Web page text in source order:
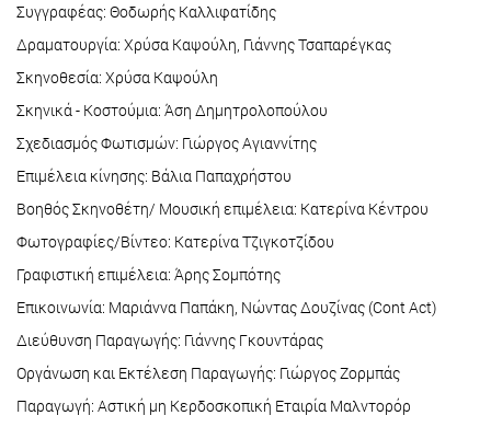
Συγγραφέας: Θοδωρής Καλλιφατίδης
Δραματουργία: Χρύσα Καψούλη, Γιάννης Τσαπαρέγκας
Σκηνοθεσία: Χρύσα Καψούλη
Σκηνικά - Κοστούμια: Άση Δημητρολοπούλου
Σχεδιασμός Φωτισμών: Γιώργος Αγιαννίτης
Επιμέλεια κίνησης: Βάλια Παπαχρήστου
Βοηθός Σκηνοθέτη/ Μουσική επιμέλεια: Κατερίνα Κέντρου
Φωτογραφίες/Βίντεο: Κατερίνα Τζιγκοτζίδου
Γραφιστική επιμέλεια: Άρης Σομπότης
Επικοινωνία: Μαριάννα Παπάκη, Νώντας Δουζίνας (Cont Act)
Διεύθυνση Παραγωγής: Γιάννης Γκουντάρας
Οργάνωση και Εκτέλεση Παραγωγής: Γιώργος Ζορμπάς
Παραγωγή: Αστική μη Κερδοσκοπική Εταιρία Μαλντορόρ